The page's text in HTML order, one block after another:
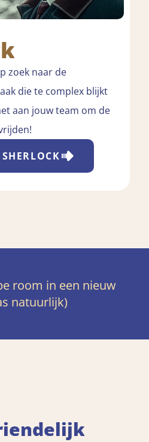
zoek naar de
die te complex blijkt
aan jouw team om de
SHERLOCK
room in een nieuw
natuurlijk)